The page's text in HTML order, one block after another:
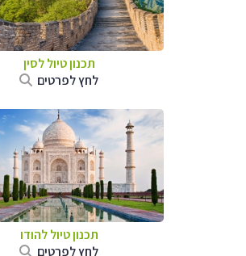
תכנון טיוללסין
לחץ לפרטים
תכנון טיוללהודו
לחץ לפרטים